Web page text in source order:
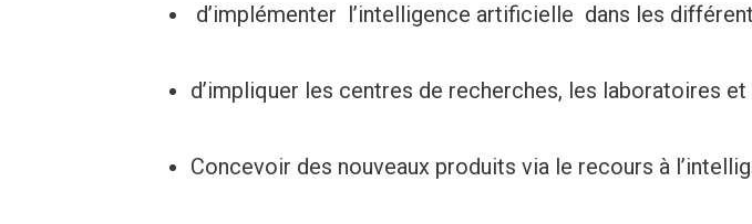
d’implémenter l’intelligence artificielle dans les
d’impliquer les centres de recherches, les laboratoires
Concevoir des nouveaux produits via le recours à